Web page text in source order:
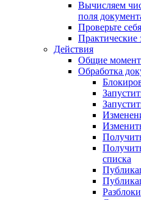
Вычисляем
поля
Проверьте себя
Практические
Действия
Общие
Обработка
списка